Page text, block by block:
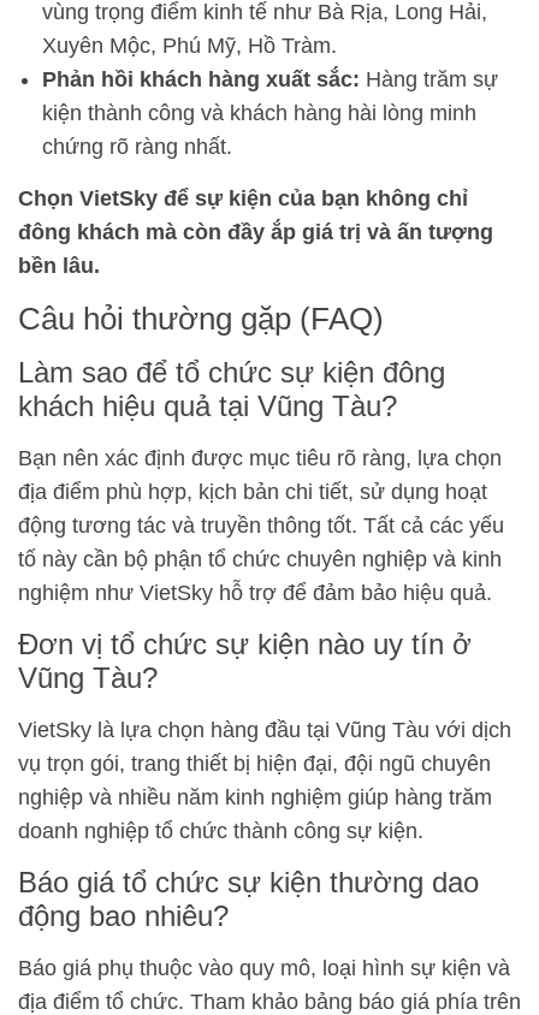
vùng trọng điểm kinh tế như Bà Rịa, Long Hải,
Xuyên Mộc, Phú Mỹ, Hồ Tràm.
Phản hồi khách hàng xuất sắc: Hàng trăm sự
kiện thành công và khách hàng hài lòng minh
chứng rõ ràng nhất.
Chọn VietSky để sự kiện của bạn không chỉ
đông khách mà còn đầy ắp giá trị và ấn tượng
bền lâu.
Câu hỏi thường gặp (FAQ)
Làm sao để tổ chức sự kiện đông
khách hiệu quả tại Vũng Tàu?
Bạn nên xác định được mục tiêu rõ ràng, lựa chọn
địa điểm phù hợp, kịch bản chi tiết, sử dụng hoạt
động tương tác và truyền thông tốt. Tất cả các yếu
tố này cần bộ phận tổ chức chuyên nghiệp và kinh
nghiệm như VietSky hỗ trợ để đảm bảo hiệu quả.
Đơn vị tổ chức sự kiện nào uy tín ở
Vũng Tàu?
VietSky là lựa chọn hàng đầu tại Vũng Tàu với dịch
vụ trọn gói, trang thiết bị hiện đại, đội ngũ chuyên
nghiệp và nhiều năm kinh nghiệm giúp hàng trăm
doanh nghiệp tổ chức thành công sự kiện.
Báo giá tổ chức sự kiện thường dao
động bao nhiêu?
Báo giá phụ thuộc vào quy mô, loại hình sự kiện và
địa điểm tổ chức. Tham khảo bảng báo giá phía trên